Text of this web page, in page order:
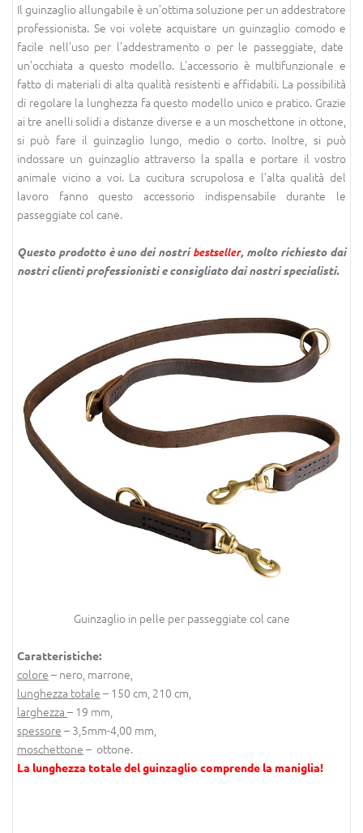
Il guinzaglio allungabile è un’ottima soluzione per un addestratore
professionista. Se voi volete acquistare un guinzaglio comodo e
facile nell’uso per l’addestramento o per le passeggiate, date
un'occhiata a questo modello. L’accessorio è multifunzionale e
fatto di materiali di alta qualità resistenti e affidabili. La possibilità
di regolare la lunghezza fa questo modello unico e pratico. Grazie
ai tre anelli solidi a distanze diverse e a un moschettone in ottone,
si può fare il guinzaglio lungo, medio o corto. Inoltre, si può
indossare un guinzaglio attraverso la spalla e portare il vostro
animale vicino a voi. La cucitura scrupolosa e l’alta qualità del
lavoro fanno questo accessorio indispensabile durante le
passeggiate col cane.
Questo prodotto è uno dei nostribestseller, molto richiesto dai
nostri clienti professionisti e consigliato dai nostri specialisti.
Guinzaglio in pelle per passeggiate col cane
Caratteristiche:
colore – nero, marrone,
lunghezza totale – 150 cm, 210 cm,
larghezza – 19 mm,
spessore – 3,5mm-4,00 mm,
moschettone – ottone.
La lunghezza totale del guinzaglio comprende la maniglia!